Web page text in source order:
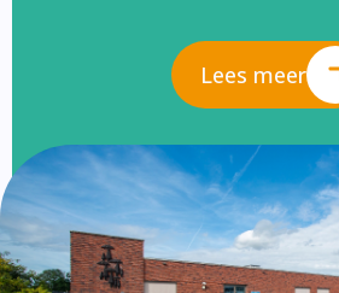
Lees meer